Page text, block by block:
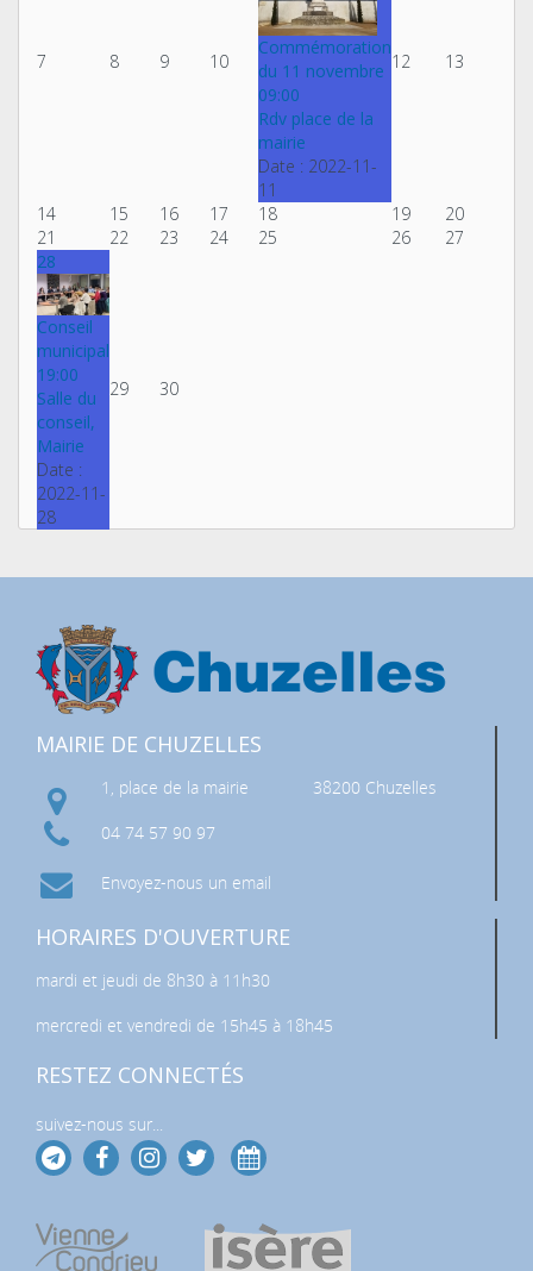
7 8 9 10
Commémoration
du 11 novembre
09:00
Rdv place de la
mairie
Date : 2022-11-
11
12 13
14 15 16 17 18 19
20
21
22 23 24 25 26
27
28
Conseil
municipal
19:00
Salle du
conseil,
Mairie
Date :
2022-11-
28
29 30
MAIRIE DE CHUZELLES
1, place de la mairie
38200 Chuzelles
04 74 57 90 97
Envoyez-nous un email
HORAIRES D'OUVERTURE
mardi et jeudi de 8h30 à 11h30
mercredi et vendredi de 15h45 à 18h45
RESTEZ CONNECTÉS
suivez-nous sur...